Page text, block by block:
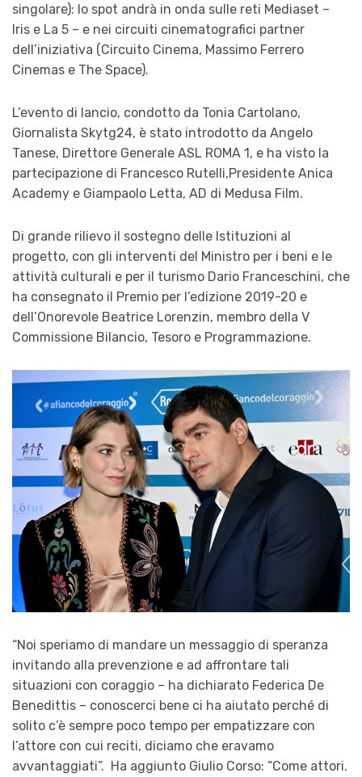
singolare): lo spot andrà in onda sulle reti Mediaset –
Iris e La 5 – e nei circuiti cinematografici partner
dell’iniziativa (Circuito Cinema, Massimo Ferrero
Cinemas e The Space).
L’evento di lancio, condotto da Tonia Cartolano,
Giornalista Skytg24, è stato introdotto da Angelo
Tanese, Direttore Generale ASL ROMA 1, e ha visto la
partecipazione di Francesco Rutelli,Presidente Anica
Academy e Giampaolo Letta, AD di Medusa Film.
Di grande rilievo il sostegno delle Istituzioni al
progetto, con gli interventi del Ministro per i beni e le
attività culturali e per il turismo Dario Franceschini, che
ha consegnato il Premio per l’edizione 2019-20 e
dell’Onorevole Beatrice Lorenzin, membro della V
Commissione Bilancio, Tesoro e Programmazione.
“Noi speriamo di mandare un messaggio di speranza
invitando alla prevenzione e ad affrontare tali
situazioni con coraggio – ha dichiarato Federica De
Benedittis – conoscerci bene ci ha aiutato perché di
solito c’è sempre poco tempo per empatizzare con
l’attore con cui reciti, diciamo che eravamo
avvantaggiati”. Ha aggiunto Giulio Corso: “Come attori.